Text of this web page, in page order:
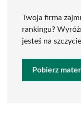
Twoja firma
rankingu?
jesteś na
Pobierz